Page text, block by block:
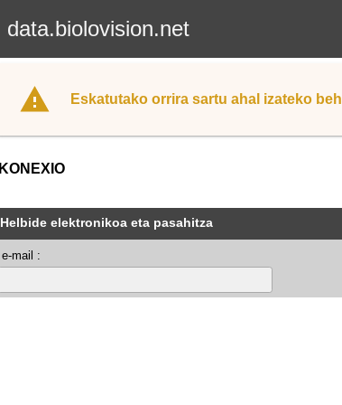
data.biolovision.net
Eskatutako orrira sartu ahal izateko
KONEXIO
Helbide elektronikoa eta pasahitza
e-mail :